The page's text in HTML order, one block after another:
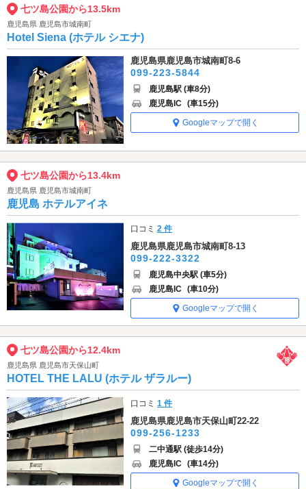
七ツ島公園から13.5km
鹿児島県 鹿児島市城南町
Hotel Siena (ホテル シエナ)
鹿児島県鹿児島市城南町8-6
099-223-5844
鹿児島駅 (車8分)
鹿児島IC (車15分)
Googleマップで開く
七ツ島公園から13.4km
鹿児島県 鹿児島市城南町
鹿児島 ホテルアイネ
口コミ2 件
鹿児島県鹿児島市城南町8-13
099-222-3322
鹿児島中央駅 (車5分)
鹿児島IC (車10分)
Googleマップで開く
七ツ島公園から12.4km
鹿児島県 鹿児島市天保山町
HOTEL THE LALU (ホテル ザラルー)
口コミ1 件
鹿児島県鹿児島市天保山町22-22
099-256-1233
二中通駅 (徒歩14分)
鹿児島IC (車14分)
Googleマップで開く